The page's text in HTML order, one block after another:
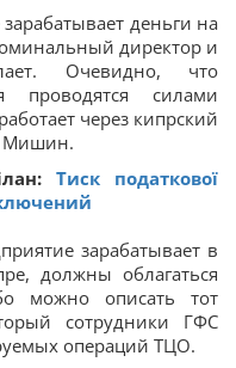
деньги на
директор и
Очевидно, что
проводятся силами
через кипрский
Мишин.
Тиск податкової
зарабатывает в
должны облагаться
можно описать тот
сотрудники ГФС
операций ТЦО.